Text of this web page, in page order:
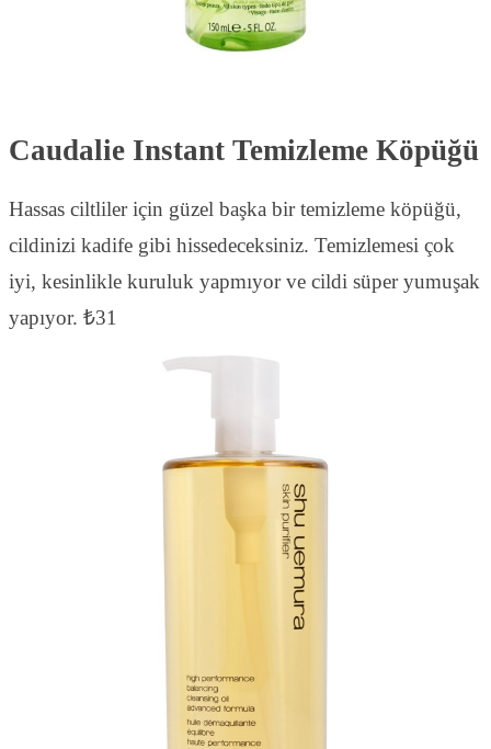
Caudalie Instant Temizleme Köpüğü
Hassas ciltliler için güzel başka bir temizleme köpüğü,
cildinizi kadife gibi hissedeceksiniz. Temizlemesi çok
iyi, kesinlikle kuruluk yapmıyor ve cildi süper yumuşak
yapıyor. ₺31